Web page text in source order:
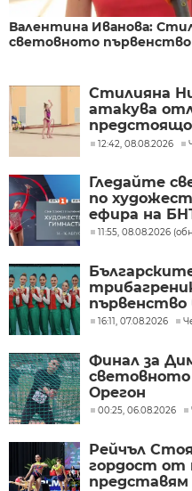
Валентина Иванова:
световното първенство
Стилияна
атакува
първенство
12:42, 08.08.2026
Гледайте
по
ефира на
11:55, 08.08.2026
16:11, 07.08.2026
Финал за
Орегон
00:25, 06.08.2026
Рейчъл
гордост от
представям